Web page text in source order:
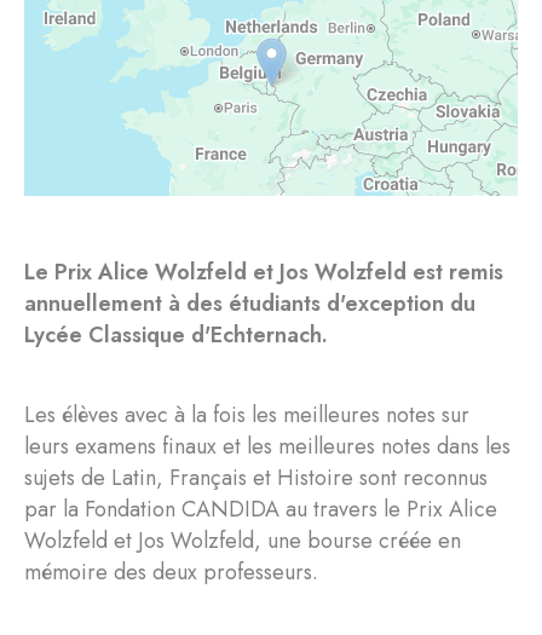
Le Prix Alice Wolzfeld et Jos Wolzfeld est remis
annuellement à des étudiants d'exception du
Lycée Classique d'Echternach.
Les élèves avec à la fois les meilleures notes sur
leurs examens finaux et les meilleures notes dans les
sujets de Latin, Français et Histoire sont reconnus
par la Fondation CANDIDA au travers le Prix Alice
Wolzfeld et Jos Wolzfeld, une bourse créée en
mémoire des deux professeurs.